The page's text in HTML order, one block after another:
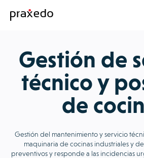
Gestión de
técnico y
de
Gestión del mantenimiento y servicio
maquinaria de cocinas industriales y
preventivos y responde a las incidencias